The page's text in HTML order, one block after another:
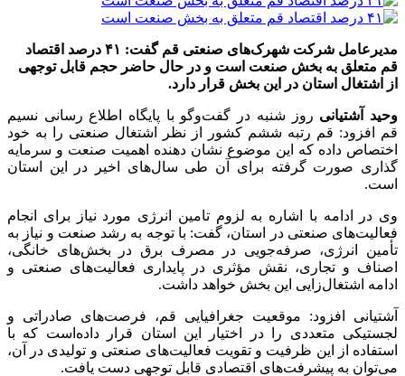
مدیرعامل شرکت شهرک‌های صنعتی قم گفت: ۴۱ درصد اقتصاد
قم متعلق به بخش صنعت است و در حال حاضر حجم قابل توجهی
از اشتغال استان در این بخش قرار دارد.
وحید آشتیانی روز شنبه در گفت‌وگو با پایگاه اطلاع رسانی نسیم
قم افزود: قم رتبه ششم کشور از نظر اشتغال صنعتی را به خود
اختصاص داده که این موضوع نشان دهنده اهمیت صنعت و سرمایه
گذاری صورت گرفته برای آن طی سال‌های اخیر در این استان
است.
وی در ادامه با اشاره به لزوم تامین انرژی مورد نیاز برای انجام
فعالیت‌های صنعتی در استان، گفت: با توجه به رشد صنعت و نیاز به
تأمین انرژی، صرفه‌جویی در مصرف برق در بخش‌های خانگی،
اصناف و تجاری، نقش مؤثری در پایداری فعالیت‌های صنعتی و
ادامه اشتغال‌زایی این بخش خواهد داشت.
آشتیانی افزود: موقعیت جغرافیایی قم، فرصت‌های صادراتی و
لجستیکی متعددی را در اختیار این استان قرار داده‌است که با
استفاده از این ظرفیت و تقویت فعالیت‌های صنعتی و تولیدی در آن،
می‌توان به پیشرفت‌های اقتصادی قابل توجهی دست یافت.